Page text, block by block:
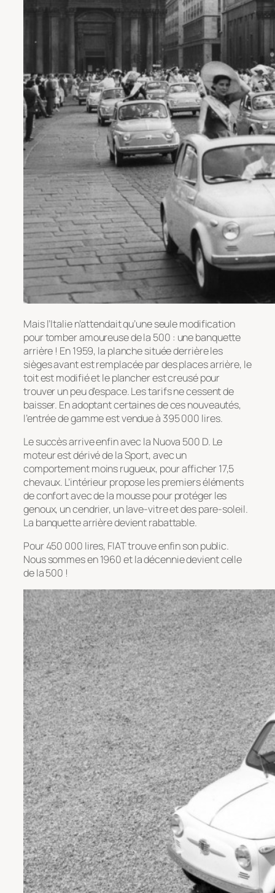
Mais l’Italie n’attendait qu’une seule modification
pour tomber amoureuse de la 500 : une banquette
arrière ! En 1959, la planche située derrière les
sièges avant est remplacée par des places arrière, le
toit est modifié et le plancher est creusé pour
trouver un peu d’espace. Les tarifs ne cessent de
baisser. En adoptant certaines de ces nouveautés,
l’entrée de gamme est vendue à 395 000 lires.
Le succès arrive enfin avec la Nuova 500 D. Le
moteur est dérivé de la Sport, avec un
comportement moins rugueux, pour afficher 17,5
chevaux. L’intérieur propose les premiers éléments
de confort avec de la mousse pour protéger les
genoux, un cendrier, un lave-vitre et des pare-soleil.
La banquette arrière devient rabattable.
Pour 450 000 lires, FIAT trouve enfin son public.
Nous sommes en 1960 et la décennie devient celle
de la 500 !